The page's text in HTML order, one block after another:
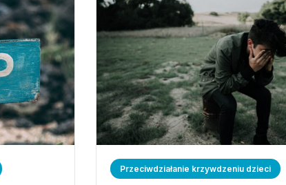
Przeciwdziałanie krzywdzeniu dzieci